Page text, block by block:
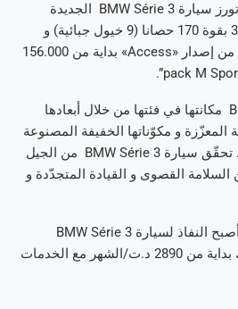
طرحت شركة بن جمعة موتورز سيارة BMW Série 3 الجديدة
المجهّزة بمحرّك 1598 سم3 بقوة 170 حصانا (9 خيول جبائية) و
تتوفّر ب4 إصدارات انطلاقا من إصدار «Access» بداية من 156.000
دعّمت سيارة BMW Série 3 مكانتها في فئتها من خلال أبعادها
المعزّزة و مكوّناتها الخفيفة المصنوعة
من الألمنيوم عالي الجودة. تحقّق سيارة BMW Série 3 من الجيل
السلامة القصوى و القيادة المتجدّدة و
بفضل صيغة BMW FLEX، أصبح النفاذ لسيارة BMW Série 3
الجديدة أكثر سهولة و ذلك بداية من 2890 د.ت/الشهر مع الخدمات